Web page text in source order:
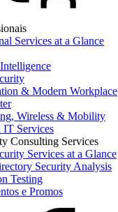
Services at a Glance
& Modern Workplace
Wireless & Mobility
IT Services
Consulting Services
Services at a Glance
Security Analysis
Testing
e Promos